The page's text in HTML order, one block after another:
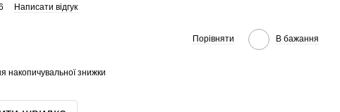
Написати відгук
Порівняти В бажання
накопичувальної знижки